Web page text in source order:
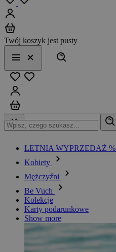
Twój koszyk jest pusty
Menu
Zamknij
LETNIA WYPRZEDAŻ %
Kobiety
Mężczyźni
Be Vuch
Kolekcje
Karty podarunkowe
Show more